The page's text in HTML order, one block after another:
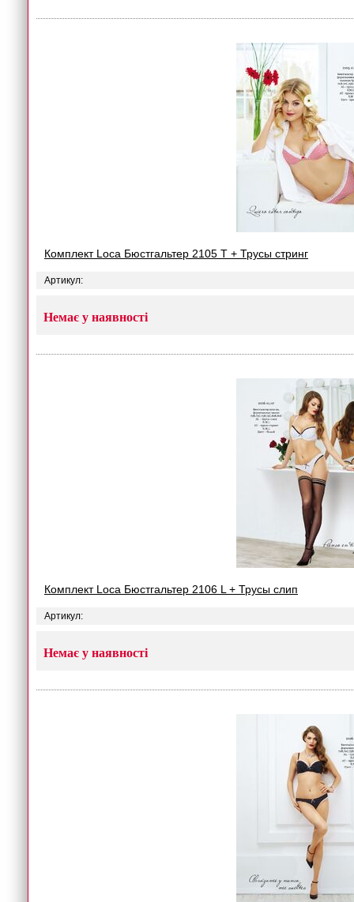
Комплект Loca Бюстгальтер 2105 T + Трусы стринг
Артикул:
Немає у наявності
Комплект Loca Бюстгальтер 2106 L + Трусы слип
Артикул:
Немає у наявності